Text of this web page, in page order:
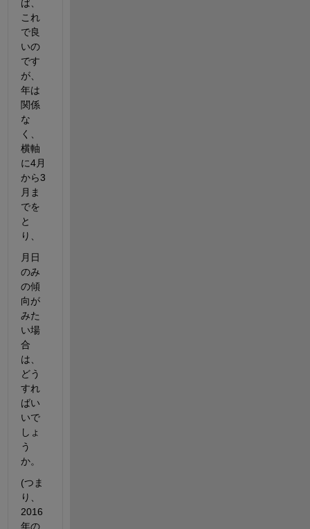
ば、
これ
で良
いの
です
が、
年は
関係
な
く、
横軸
に4月
から3
月ま
でを
と
り、
月日
のみ
の傾
向が
みた
い場
合
は、
どう
すれ
ばい
いで
しょ
う
か。
(つま
り、
2016
年の